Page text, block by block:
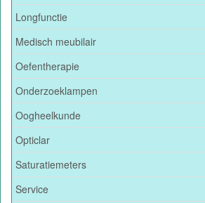
Longfunctie
Medisch meubilair
Oefentherapie
Onderzoeklampen
Oogheelkunde
Opticlar
Saturatiemeters
Service